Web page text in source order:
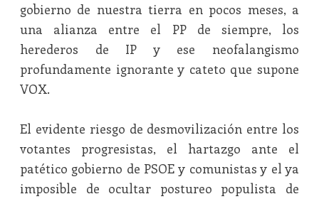
gobierno de nuestra tierra en pocos meses, a
una alianza entre el PP de siempre, los
herederos de IP y ese neofalangismo
profundamente ignorante y cateto que supone
VOX.
El evidente riesgo de desmovilización entre los
votantes progresistas, el hartazgo ante el
patético gobierno de PSOE y comunistas y el ya
imposible de ocultar postureo populista de